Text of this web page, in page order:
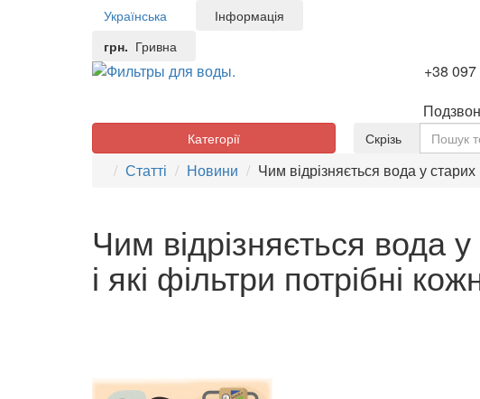
Українська
грн. Гривна
Інформація
+38
Скрізь
Категорії
Статті Новини Чим відрізняється вода у
Чим відрізняється вода
і які фільтри потрібні